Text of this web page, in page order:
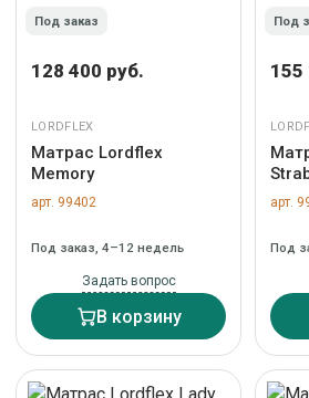
Под заказ
128 400 руб.
LORDFLEX
Матрас Lordflex
Memory
арт. 99402
Под заказ, 4–12 недель
Задать вопрос
В корзину
Под
155
арт.
Под